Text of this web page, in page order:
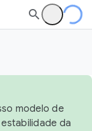
modelo de
da